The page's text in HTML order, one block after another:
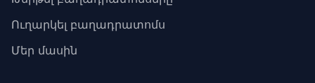
Ուղարկել բաղադրատոմս
Մեր մասին